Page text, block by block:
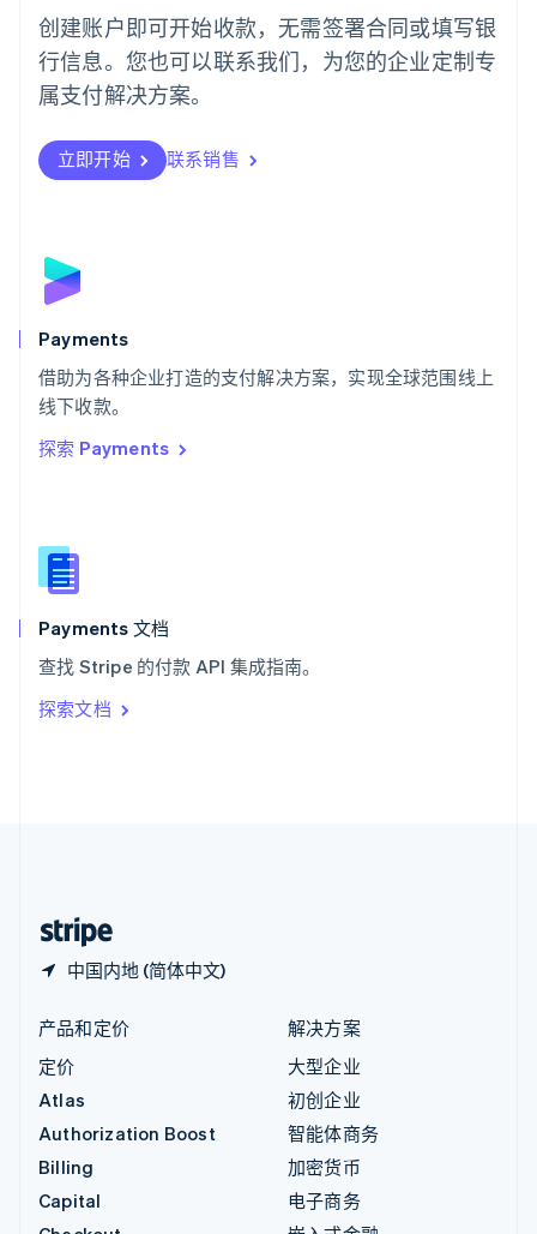
创建账户即可开始收款，无需签署合同或填写银
行信息。您也可以联系我们，为您的企业定制专
属支付解决方案。
立即开始 联系销售
Payments
借助为各种企业打造的支付解决方案，实现全球范围线上
线下收款。
探索 Payments
Payments 文档
查找 Stripe 的付款 API 集成指南。
探索文档
中国内地 (简体中文)
葡萄牙
Português English
日本
日本語English
瑞典
瑞士
DeutschFrançais
English
斯洛文尼亚
泰国
ไทยEnglish
希腊
English
西班牙
新西兰
English
匈牙利
English
ItalianoEnglish
印度
English
产品和定价
定价
Atlas
Authorization Boost
Billing
Capital
解决方案
大型企业
初创企业
智能体商务
加密货币
电子商务